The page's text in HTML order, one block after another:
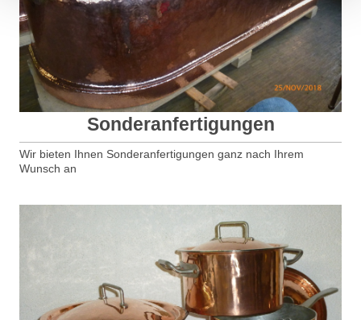
Sonderanfertigungen
Wir bieten Ihnen Sonderanfertigungen ganz nach Ihrem
Wunsch an